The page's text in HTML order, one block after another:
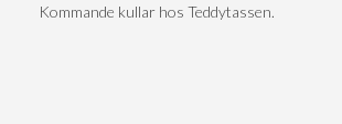
Kommande kullar hos Teddytassen.